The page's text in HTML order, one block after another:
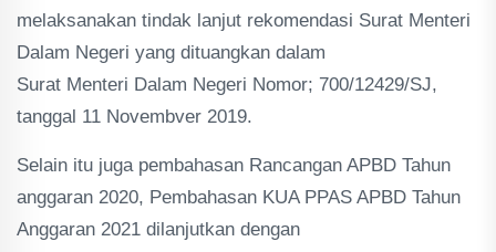
melaksanakan tindak lanjut rekomendasi Surat Menteri
Dalam Negeri yang dituangkan dalam
Surat Menteri Dalam Negeri Nomor; 700/12429/SJ,
tanggal 11 Novembver 2019.
Selain itu juga pembahasan Rancangan APBD Tahun
anggaran 2020, Pembahasan KUA PPAS APBD Tahun
Anggaran 2021 dilanjutkan dengan